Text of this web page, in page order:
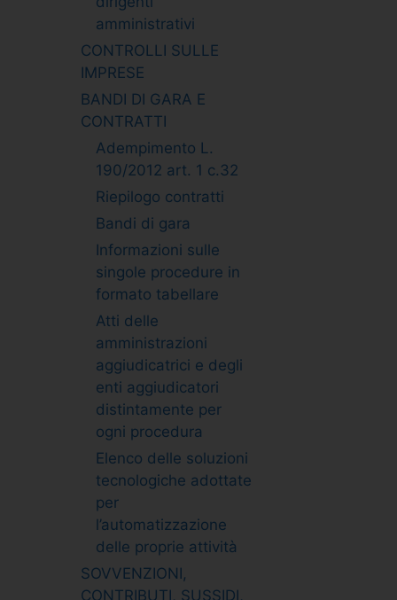
amministrativi
CONTROLLI SULLE
IMPRESE
BANDI DI GARA E
CONTRATTI
Adempimento L.
190/2012 art. 1 c.32
Riepilogo contratti
Bandi di gara
Informazioni sulle
singole procedure in
formato tabellare
Atti delle
amministrazioni
aggiudicatrici e degli
enti aggiudicatori
distintamente per
ogni procedura
Elenco delle soluzioni
tecnologiche adottate
per
l’automatizzazione
delle proprie attività
SOVVENZIONI,
CONTRIBUTI, SUSSIDI,